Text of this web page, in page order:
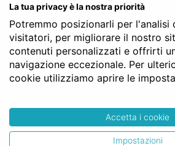
spendere per l’acquisto di
rappresentare un problema
balia dei diversi annunci
può fissare in maniera netta
la quale fermarsi nella ricerca
molto più tempo prima
contratto di vendita dal
La tua privacy è la nostra priorità
Potremmo posizionarli per l'analisi
visitatori, per migliorare il nostro
contenuti personalizzati e offrirti
navigazione eccezionale. Per
cookie utilizziamo aprire le
Accetta i cookie
Impostazioni